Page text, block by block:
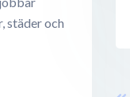
städer och